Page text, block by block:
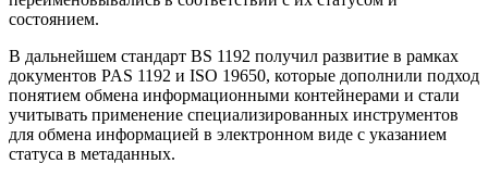
состоянием.
В дальнейшем стандарт BS 1192 получил развитие в рамках
документов PAS 1192 и ISO 19650, которые дополнили подход
понятием обмена информационными контейнерами и стали
учитывать применение специализированных инструментов
для обмена информацией в электронном виде с указанием
статуса в метаданных.